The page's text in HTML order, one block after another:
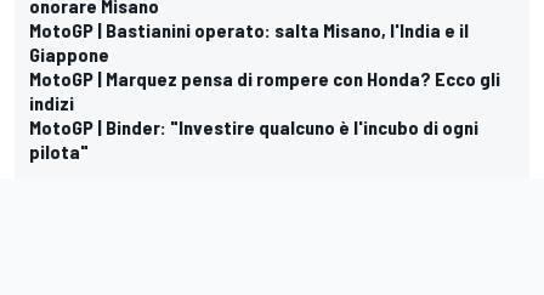
onorare Misano
MotoGP | Bastianini operato: salta Misano, l'India e il
Giappone
MotoGP | Marquez pensa di rompere con Honda? Ecco gli
indizi
MotoGP | Binder: "Investire qualcuno è l'incubo di ogni
pilota"